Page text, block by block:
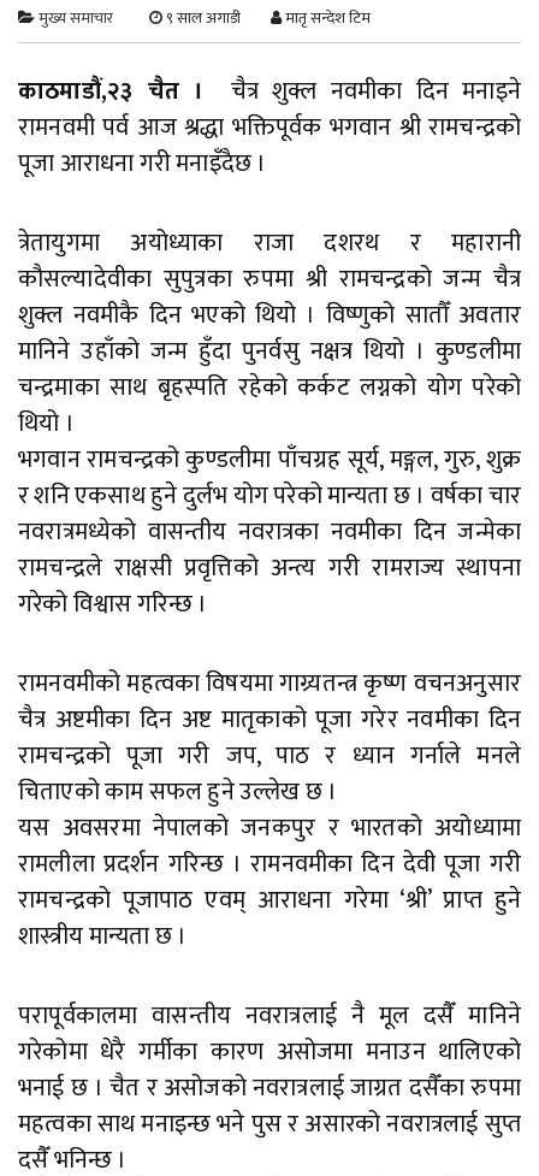
मुख्य समाचार ९ साल अगाडी मातृ सन्देश टिम
काठमाडौं,२३ चैत । चैत्र शुक्ल नवमीका दिन मनाइने
रामनवमी पर्व आज श्रद्धा भक्तिपूर्वक भगवान श्री रामचन्द्रको
पूजा आराधना गरी मनाइँदैछ ।
त्रेतायुगमा अयोध्याका राजा दशरथ र महारानी
कौसल्यादेवीका सुपुत्रका रुपमा श्री रामचन्द्रको जन्म चैत्र
शुक्ल नवमीकै दिन भएको थियो । विष्णुको सातौँ अवतार
मानिने उहाँको जन्म हुँदा पुनर्वसु नक्षत्र थियो । कुण्डलीमा
चन्द्रमाका साथ बृहस्पति रहेको कर्कट लग्नको योग परेको
थियो ।
भगवान रामचन्द्रको कुण्डलीमा पाँचग्रह सूर्य, मङ्गल, गुरु, शुक्र
र शनि एकसाथ हुने दुर्लभ योग परेको मान्यता छ । वर्षका चार
नवरात्रमध्येको वासन्तीय नवरात्रका नवमीका दिन जन्मेका
रामचन्द्रले राक्षसी प्रवृत्तिको अन्त्य गरी रामराज्य स्थापना
गरेको विश्वास गरिन्छ ।
रामनवमीको महत्वका विषयमा गाग्र्यतन्त्र कृष्ण वचनअनुसार
चैत्र अष्टमीका दिन अष्ट मातृकाको पूजा गरेर नवमीका दिन
रामचन्द्रको पूजा गरी जप, पाठ र ध्यान गर्नाले मनले
चिताएको काम सफल हुने उल्लेख छ ।
यस अवसरमा नेपालको जनकपुर र भारतको अयोध्यामा
रामलीला प्रदर्शन गरिन्छ । रामनवमीका दिन देवी पूजा गरी
रामचन्द्रको पूजापाठ एवम् आराधना गरेमा ‘श्री’ प्राप्त हुने
शास्त्रीय मान्यता छ ।
परापूर्वकालमा वासन्तीय नवरात्रलाई नै मूल दसैँ मानिने
गरेकोमा धेरै गर्मीका कारण असोजमा मनाउन थालिएको
भनाई छ । चैत र असोजको नवरात्रलाई जाग्रत दसैँका रुपमा
महत्वका साथ मनाइन्छ भने पुस र असारको नवरात्रलाई सुप्त
दसैँ भनिन्छ ।